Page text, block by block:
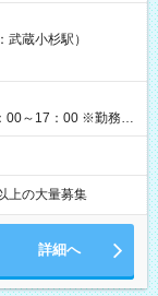
1時間） 時給1,300円
割により時給＋100
憩なし） 時給1,300
通費 【試用期
蔵小杉駅）
00～17：00 ※勤務時
上の大量募集
詳細へ